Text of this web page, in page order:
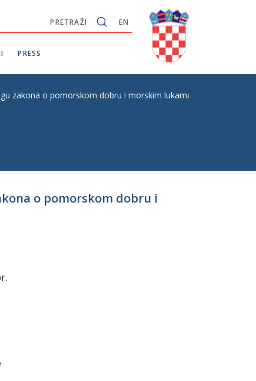
EN
PRETRAŽI
PRESS
zakona o pomorskom dobru i morskim lukama, drugo čitanje,
o pomorskom dobru i